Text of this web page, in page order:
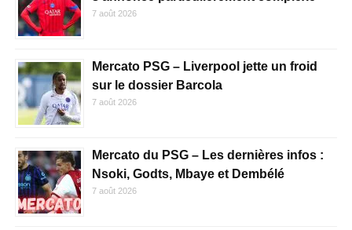
7 août 2026
Mercato PSG – Liverpool jette un froid
sur le dossier Barcola
7 août 2026
Mercato du PSG – Les dernières infos :
Nsoki, Godts, Mbaye et Dembélé
7 août 2026